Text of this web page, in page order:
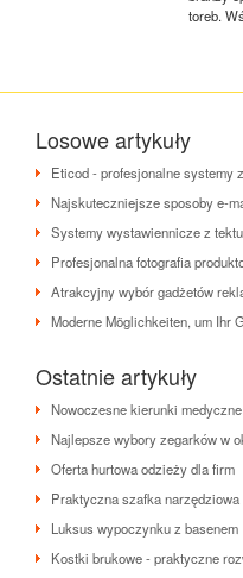
toreb.
Losowe artykuły
Eticod - profesjonalne systemy
Najskuteczniejsze sposoby e-
Systemy wystawiennicze z
Profesjonalna fotografia
Atrakcyjny wybór gadżetów
Moderne Möglichkeiten, um Ihr
Ostatnie artykuły
Nowoczesne kierunki
Najlepsze wybory zegarków w
Oferta hurtowa odzieży dla firm
Praktyczna szafka
Luksus wypoczynku z basenem
Kostki brukowe - praktyczne